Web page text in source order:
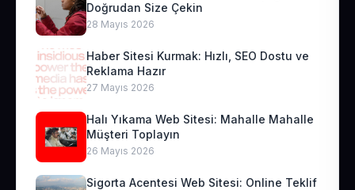
Doğrudan Size Çekin
28 Mayıs 2026
Haber Sitesi Kurmak: Hızlı, SEO Dostu ve
Reklama Hazır
27 Mayıs 2026
Halı Yıkama Web Sitesi: Mahalle Mahalle
Müşteri Toplayın
26 Mayıs 2026
Sigorta Acentesi Web Sitesi: Online Teklif